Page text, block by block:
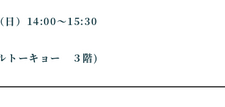
日）14:00～15:30
トーキョー ３階)